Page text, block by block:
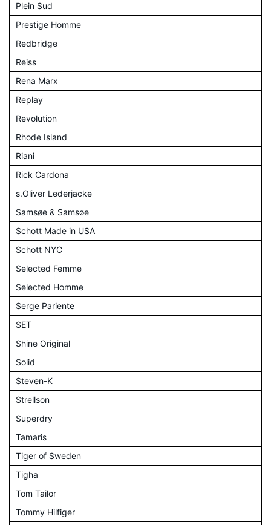
Plein Sud
Prestige Homme
Redbridge
Reiss
Rena Marx
Replay
Revolution
Rhode Island
Riani
Rick Cardona
s.Oliver Lederjacke
Samsøe & Samsøe
Schott Made in USA
Schott NYC
Selected Femme
Selected Homme
Serge Pariente
SET
Shine Original
Solid
Steven-K
Strellson
Superdry
Tamaris
Tiger of Sweden
Tigha
Tom Tailor
Tommy Hilfiger